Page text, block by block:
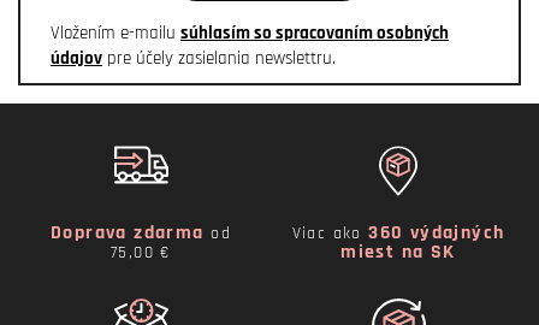
Vložením e-mailu súhlasím so spracovaním osobných
údajov pre účely zasielania newslettru.
Doprava zdarma od
75,00 €
Viac ako360 výdajných
miest na SK